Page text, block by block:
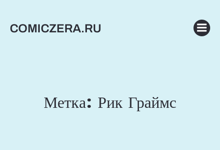
COMICZERA.RU
Метка: Рик Граймс